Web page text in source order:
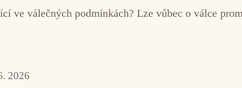
ve válečných podmínkách? Lze vůbec o válce
2026